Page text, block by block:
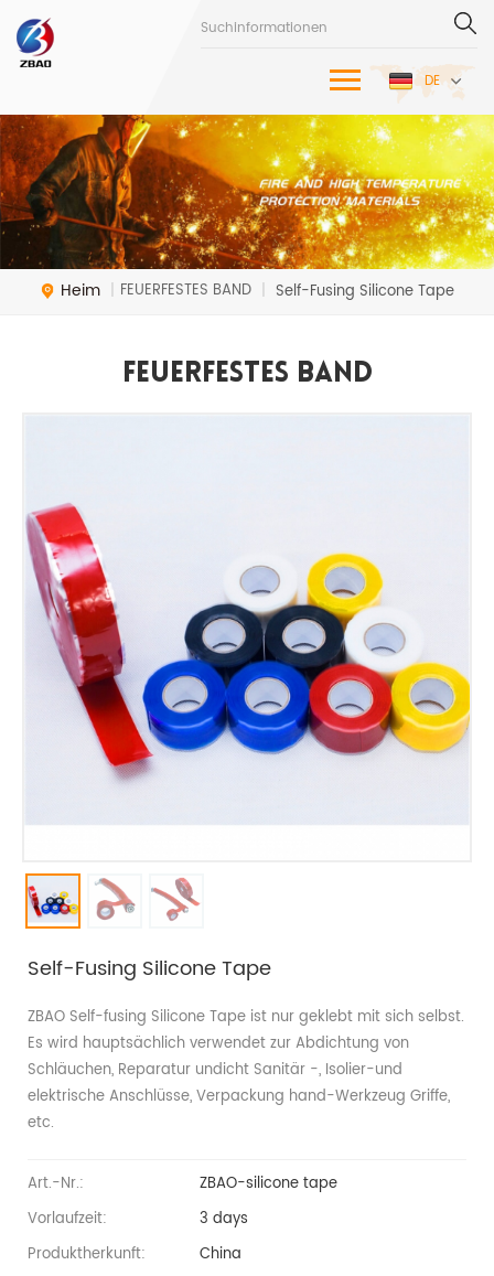
DE
Heim | FEUERFESTES BAND | Self-Fusing Silicone Tape
FEUERFESTES BAND
Self-Fusing Silicone Tape
ZBAO Self-fusing Silicone Tape ist nur geklebt mit sich selbst.
Es wird hauptsächlich verwendet zur Abdichtung von
Schläuchen, Reparatur undicht Sanitär -, Isolier-und
elektrische Anschlüsse, Verpackung hand-Werkzeug Griffe,
etc.
Art.-Nr.:
ZBAO-silicone tape
Vorlaufzeit:
3 days
Produktherkunft:
China